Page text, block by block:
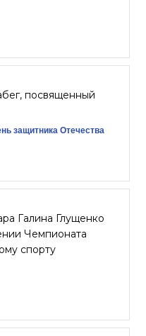
посвященный
защитника Отечества
Галина Глущенко
Чемпионата
спорту